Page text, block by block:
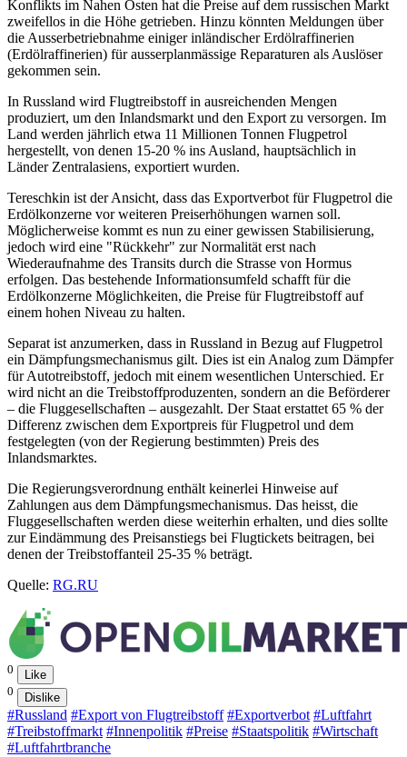
Konflikts im Nahen Osten hat die Preise auf dem russischen Markt
zweifellos in die Höhe getrieben. Hinzu könnten Meldungen über
die Ausserbetriebnahme einiger inländischer Erdölraffinerien
(Erdölraffinerien) für ausserplanmässige Reparaturen als Auslöser
gekommen sein.
In Russland wird Flugtreibstoff in ausreichenden Mengen
produziert, um den Inlandsmarkt und den Export zu versorgen. Im
Land werden jährlich etwa 11 Millionen Tonnen Flugpetrol
hergestellt, von denen 15-20 % ins Ausland, hauptsächlich in
Länder Zentralasiens, exportiert wurden.
Tereschkin ist der Ansicht, dass das Exportverbot für Flugpetrol die
Erdölkonzerne vor weiteren Preiserhöhungen warnen soll.
Möglicherweise kommt es nun zu einer gewissen Stabilisierung,
jedoch wird eine "Rückkehr" zur Normalität erst nach
Wiederaufnahme des Transits durch die Strasse von Hormus
erfolgen. Das bestehende Informationsumfeld schafft für die
Erdölkonzerne Möglichkeiten, die Preise für Flugtreibstoff auf
einem hohen Niveau zu halten.
Separat ist anzumerken, dass in Russland in Bezug auf Flugpetrol
ein Dämpfungsmechanismus gilt. Dies ist ein Analog zum Dämpfer
für Autotreibstoff, jedoch mit einem wesentlichen Unterschied. Er
wird nicht an die Treibstoffproduzenten, sondern an die Beförderer
– die Fluggesellschaften – ausgezahlt. Der Staat erstattet 65 % der
Differenz zwischen dem Exportpreis für Flugpetrol und dem
festgelegten (von der Regierung bestimmten) Preis des
Inlandsmarktes.
Die Regierungsverordnung enthält keinerlei Hinweise auf
Zahlungen aus dem Dämpfungsmechanismus. Das heisst, die
Fluggesellschaften werden diese weiterhin erhalten, und dies sollte
zur Eindämmung des Preisanstiegs bei Flugtickets beitragen, bei
denen der Treibstoffanteil 25-35 % beträgt.
Quelle: RG.RU
0
Like
0
Dislike
#Russland #Export von Flugtreibstoff #Exportverbot #Luftfahrt
#Treibstoffmarkt #Innenpolitik #Preise #Staatspolitik #Wirtschaft
#Luftfahrtbranche